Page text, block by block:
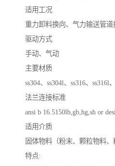
适用工况
重力卸料换向、气力输送管道
驱动方式
手动、气动
主要材质
ss304、ss304l、ss316、ss316l
法兰连接标准
ansi b 16.5150lb,gb,hg,sh or
适用介质
固体物料（粉末、颗粒物料、
特点: